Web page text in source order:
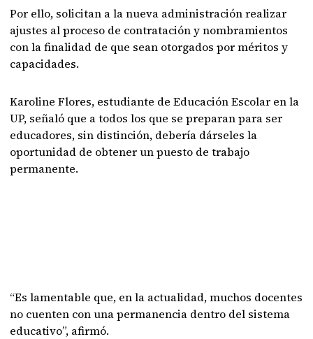
Por ello, solicitan a la nueva administración realizar
ajustes al proceso de contratación y nombramientos
con la finalidad de que sean otorgados por méritos y
capacidades.
Karoline Flores, estudiante de Educación Escolar en la
UP, señaló que a todos los que se preparan para ser
educadores, sin distinción, debería dárseles la
oportunidad de obtener un puesto de trabajo
permanente.
“Es lamentable que, en la actualidad, muchos docentes
no cuenten con una permanencia dentro del sistema
educativo”, afirmó.